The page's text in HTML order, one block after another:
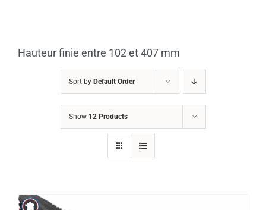
Hauteur finie entre 102 et 407 mm
Sort by Default Order
Show 12 Products